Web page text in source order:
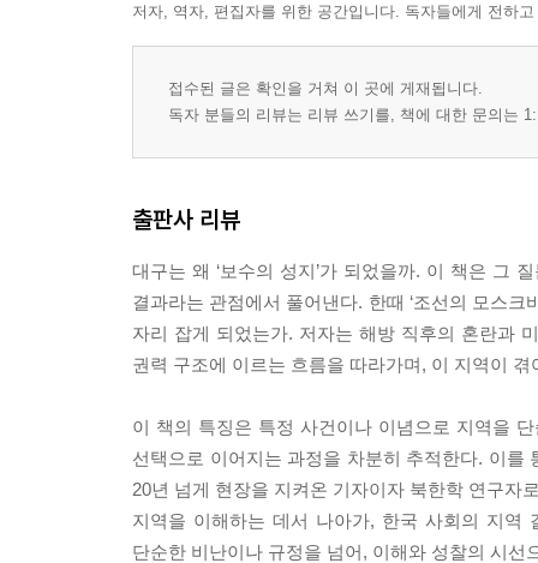
3. 전쟁 세대의 기억과 정치화
4장. 10.1 사건과 6.25 전쟁, 살기 위한 ‘반공’
1. 폭력의 기억과 지역적 트라우마
5장. 산업화와 지역 보수 엘리트의 탄생
1. 산업화의 수혜자: 대구·경북
2. 박정희와 지역주의 정치의 강화
4. 개발 이면의 그림자: 불평등과 억압
5. 산업화의 기억과 정치적 유산
6장. 박정희 절대권력의 그늘, 인혁당·민청학련·남
1. 박정희와 민족일보 조용수
저자, 역자, 편집자를 위한 공간입니다. 독자들에게 전하
접수된 글은 확인을 거쳐 이 곳에 게재됩니다.
독자 분들의 리뷰는 리뷰 쓰기를, 책에 대한 문의는
출판사 리뷰
대구는 왜 ‘보수의 성지’가 되었을까. 이 책은 그
결과라는 관점에서 풀어낸다. 한때 ‘조선의 모스
자리 잡게 되었는가. 저자는 해방 직후의 혼란과
권력 구조에 이르는 흐름을 따라가며, 이 지역이
이 책의 특징은 특정 사건이나 이념으로 지역을
선택으로 이어지는 과정을 차분히 추적한다. 이를
20년 넘게 현장을 지켜온 기자이자 북한학 연구자
지역을 이해하는 데서 나아가, 한국 사회의 지역
단순한 비난이나 규정을 넘어, 이해와 성찰의 시